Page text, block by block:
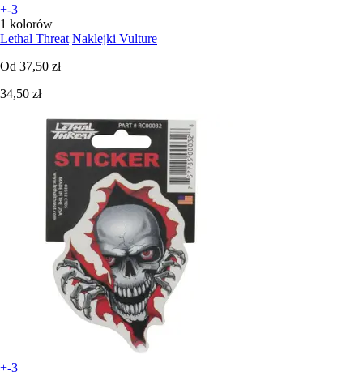
+-3
1 kolorów
Lethal Threat Naklejki Vulture
Od 37,50 zł
34,50 zł
+-3